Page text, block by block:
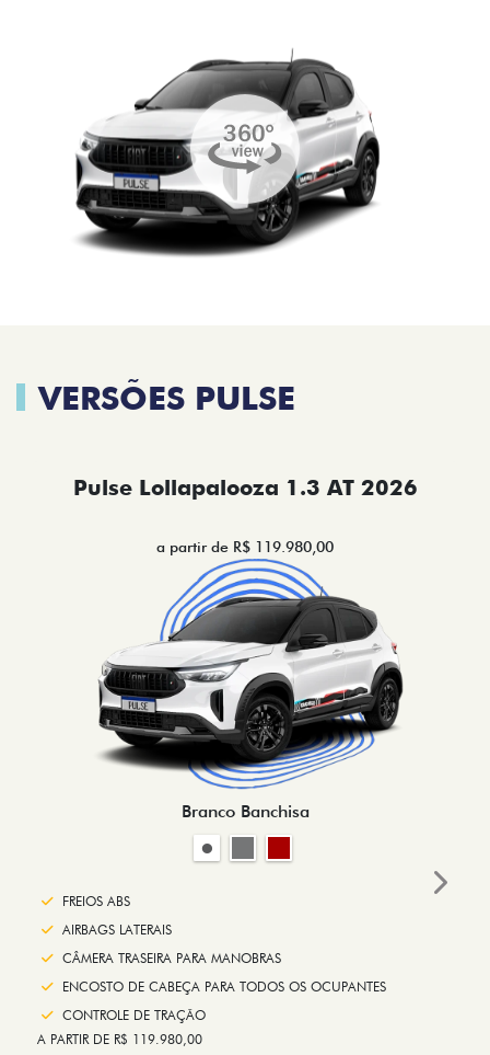
VERSÕES PULSE
Pulse Lollapalooza 1.3 AT 2026
a partir de R$ 119.980,00
Branco Banchisa
FREIOS ABS
AIRBAGS LATERAIS
CÂMERA TRASEIRA PARA MANOBRAS
ENCOSTO DE CABEÇA PARA TODOS OS OCUPANTES
CONTROLE DE TRAÇÃO
A PARTIR DE R$ 119.980,00
Next